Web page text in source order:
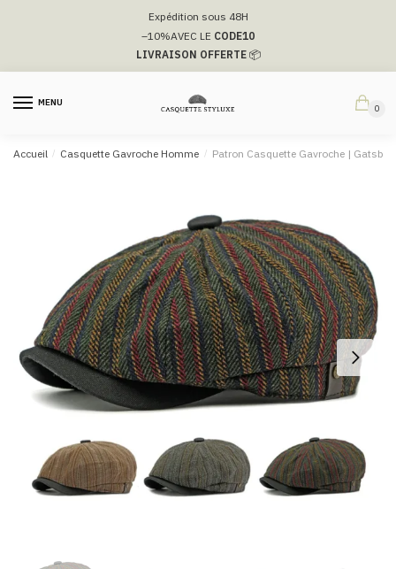
navigation
Expédition sous 48H
–10%AVEC LE CODE10
LIVRAISON OFFERTE📦
MENU
0
Accueil / Casquette Gavroche Homme / Patron Casquette Gavroche | Gatsby